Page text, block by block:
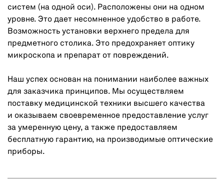
систем (на одной оси). Расположены они на одном
уровне. Это дает несомненное удобство в работе.
Возможность установки верхнего предела для
предметного столика. Это предохраняет оптику
микроскопа и препарат от повреждений.
Наш успех основан на понимании наиболее важных
для заказчика принципов. Мы осуществляем
поставку медицинской техники высшего качества
и оказываем своевременное предоставление услуг
за умеренную цену, а также предоставляем
бесплатную гарантию, на производимые оптические
приборы.